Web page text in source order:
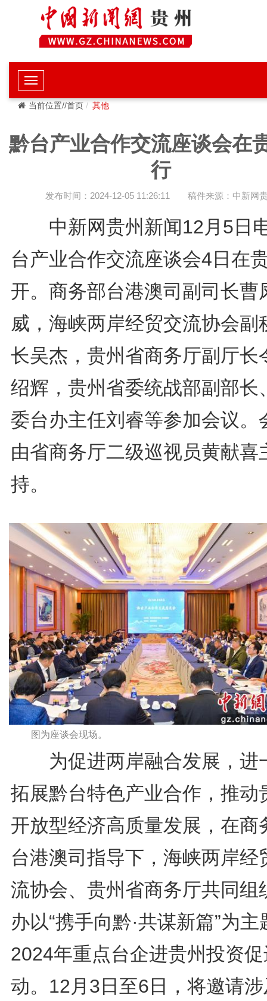
当前位置//首页 其他
黔台产业合作交流座谈会在
行
发布时间：2024-12-05 11:26:11 稿件来源：中新网
中新网贵州新闻12月5日
台产业合作交流座谈会4日在
开。商务部台港澳司副司长曹
威，海峡两岸经贸交流协会副
长吴杰，贵州省商务厅副厅长
绍辉，贵州省委统战部副部长
委台办主任刘睿等参加会议。
由省商务厅二级巡视员黄献喜
持。
图为座谈会现场。
为促进两岸融合发展，进
拓展黔台特色产业合作，推动
开放型经济高质量发展，在商
台港澳司指导下，海峡两岸经
流协会、贵州省商务厅共同组
办以“携手向黔·共谋新篇”为主
2024年重点台企进贵州投资
动。12月3日至6日，将邀请